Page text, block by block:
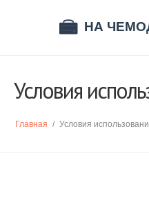
Условия
Главная / Условия